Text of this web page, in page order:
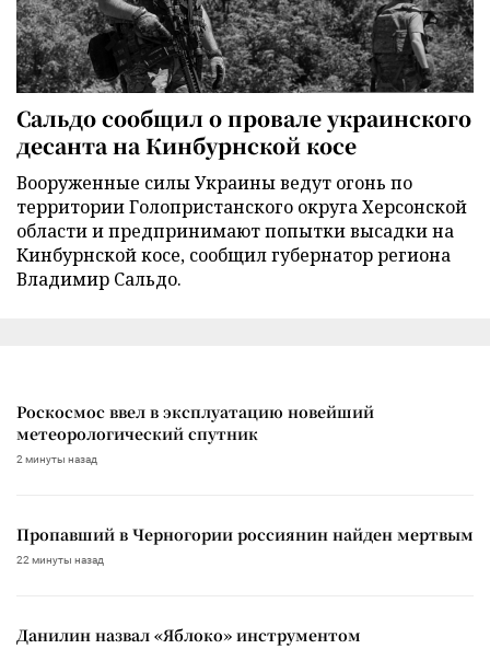
Сальдо сообщил о провале украинского
десанта на Кинбурнской косе
Вооруженные силы Украины ведут огонь по
территории Голопристанского округа Херсонской
области и предпринимают попытки высадки на
Кинбурнской косе, сообщил губернатор региона
Владимир Сальдо.
Роскосмос ввел в эксплуатацию новейший
метеорологический спутник
2 минуты назад
Пропавший в Черногории россиянин найден мертвым
22 минуты назад
Данилин назвал «Яблоко» инструментом